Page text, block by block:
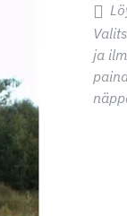
ja